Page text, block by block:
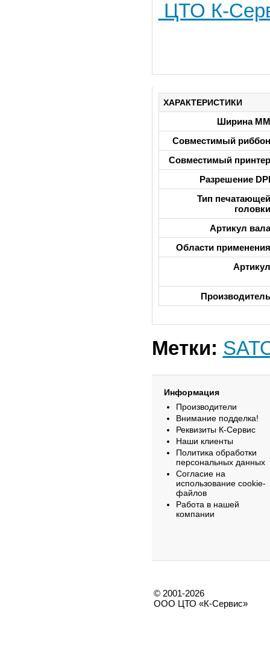
ЦТО К-
ХАРАКТЕРИСТИКИ
Ширина ММ
Совместимый риббон
Совместимый принтер
Разрешение DPI
Тип печатающей
головки
Артикул вала
Области применения
Артикул
Производитель
Метки:
Информация
Производители
Внимание подделка!
Реквизиты К-Сервис
Наши клиенты
Политика обработки
персональных данных
Согласие на
использование cookie-
файлов
Работа в нашей
компании
© 2001-2026
ООО ЦТО «К-Сервис»